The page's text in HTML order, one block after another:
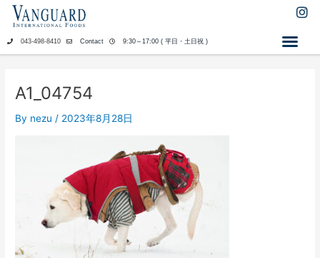
ス
I
043-498-8410 Contact 9:30～17:00 ( 平日・土日祝 )
A1_04754
By nezu / 2023年8月28日